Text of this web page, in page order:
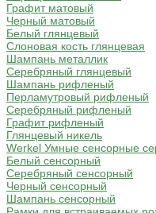
Графит матовый
Черный матовый
Белый глянцевый
Слоновая кость глянцевая
Шампань металлик
Серебряный глянцевый
Шампань рифленый
Перламутровый рифленый
Серебряный рифленый
Графит рифленый
Глянцевый никель
Werkel Умные сенсорные
Белый сенсорный
Серебряный сенсорный
Черный сенсорный
Шампань сенсорный